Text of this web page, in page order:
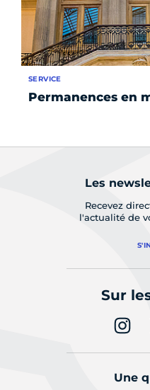
Permanences en
SERVICE
Les
Recevez
l'actualité de
Sur
Une